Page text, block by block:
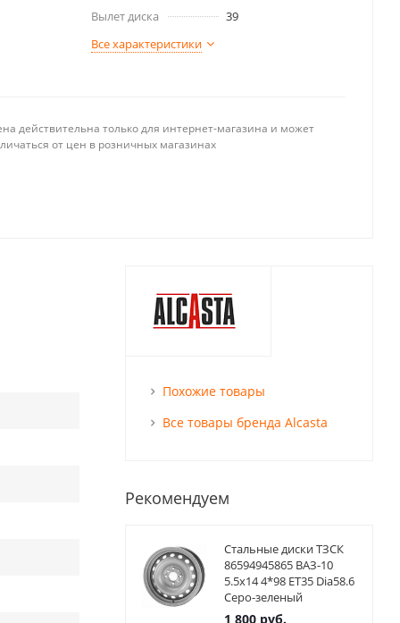
Вылет диска
39
Все характеристики
действительна только для интернет-магазина и может
от цен в розничных магазинах
Похожие товары
Все товары бренда Alcasta
Рекомендуем
Стальные диски ТЗСК
86594945865 ВАЗ-10
5.5x14 4*98 ET35 Dia58.6
Серо-зеленый
1 800руб.